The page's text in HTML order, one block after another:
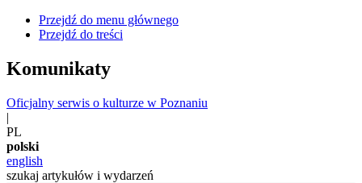
Przejdź do menu głównego
Przejdź do treści
Komunikaty
Oficjalny serwis o kulturze w Poznaniu
|
PL
polski
english
szukaj artykułów i wydarzeń